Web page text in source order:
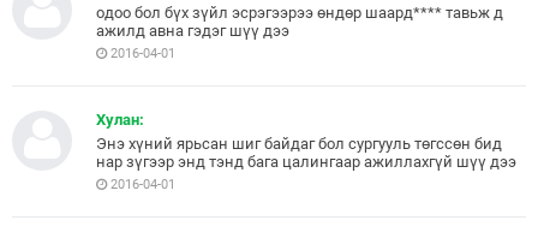
одоо бол бүх зүйл эсрэгээрээ өндөр шаард**** тавьж д
ажилд авна гэдэг шүү дээ
2016-04-01
Хулан:
Энэ хүний ярьсан шиг байдаг бол сургууль төгссөн бид
нар зүгээр энд тэнд бага цалингаар ажиллахгүй шүү дээ
2016-04-01